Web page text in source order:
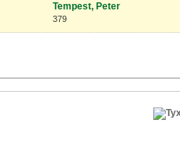
Tempest, Peter
379